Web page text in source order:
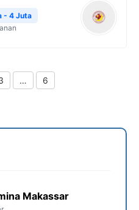
- 4 Juta
Page
… 6
Makassar